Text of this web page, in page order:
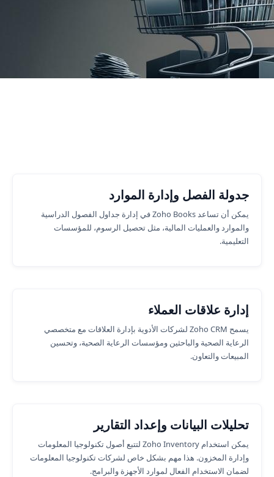
5
Number of Customers
جدولة الفصل وإدارة الموارد
يمكن أن تساعد Zoho Books في إدارة جداول الفصول الدراسية
والموارد والعمليات المالية، مثل تحصيل الرسوم، للمؤسسات
التعليمية.
إدارة علاقات العملاء
يسمح Zoho CRM لشركات الأدوية بإدارة العلاقات مع متخصصي
الرعاية الصحية والباحثين ومؤسسات الرعاية الصحية، وتحسين
المبيعات والتعاون.
تحليلات البيانات وإعداد التقارير
يمكن استخدام Zoho Inventory لتتبع أصول تكنولوجيا المعلومات
وإدارة المخزون. هذا مهم بشكل خاص لشركات تكنولوجيا المعلومات
لضمان الاستخدام الفعال لموارد الأجهزة والبرامج.